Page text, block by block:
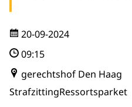
20-09-2024
09:15
gerechtshof Den Haag
StrafzittingRessortsparket